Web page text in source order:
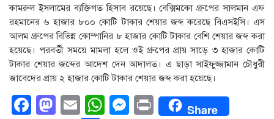
কামরুল ইসলামের ব্যক্তিগত হিসাব রয়েছে। বেক্সিমকো গ্রুপের সালমান এফ
রহমানের ৬ হাজার ৮০০ কোটি টাকার শেয়ার জব্দ করেছে বিএসইসি। এস
আলম গ্রুপের বিভিন্ন কোম্পানির ৮ হাজার কোটি টাকার বেশি শেয়ার জব্দ করা
হয়েছে। পরবর্তী সময়ে মামলা হলে ওই গ্রুপের প্রায় সাড়ে ৩ হাজার কোটি
টাকার শেয়ার জব্দের আদেশ দেন আদালত। এ ছাড়া সাইফুজ্জামান চৌধুরী
জাবেদের প্রায় ২ হাজার কোটি টাকার শেয়ার জব্দ করা হয়েছে।
Facebook
Mastodon
EmailWhatsApp
Messenger
PrintShare